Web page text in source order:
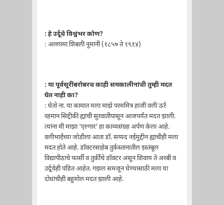
: हे उर्दूचे विश्वंभर कोण?
: अल्लामा शिबली नूमानी (१८५७ ते १९१४)
: या पूर्वसूरींबरोबरच काही समकालीनांची तुम्ही मदत
घेत नाही का?
: घेतो ना. या कामात मला माझे परममित्र हाजी वली ऊर्र
रहमान सिद्दीकी ह्यांची सुरवातीपासून आजपर्यंत मदत झाली.
त्यांना मी माझा 'एल्गार' हा काव्यसंग्रह अर्पण केला आहे.
वलीभाईंच्या जोडीला आता डॉ. सय्यद नईमुद्दीन ह्यांचीही मला
मदत होते आहे. डॉक्टरसाहेब तुर्कस्तानातील इस्तंबूल
विद्यापीठाचे फार्सी व तुर्कीचे डॉक्टर असून शिवाय ते अरबी व
उर्दूचेही पंडित आहेत. गझल समजून घेण्यासाठी मला या
दोघांचीही बहुमोल मदत झाली आहे.